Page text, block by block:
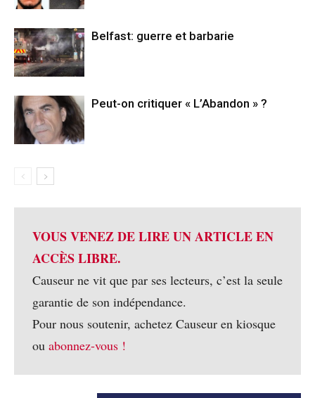
Belfast: guerre et barbarie
Peut-on critiquer « L’Abandon » ?
VOUS VENEZ DE LIRE UN ARTICLE EN
ACCÈS LIBRE.
Causeur ne vit que par ses lecteurs, c’est la seule
garantie de son indépendance.
Pour nous soutenir, achetez Causeur en kiosque
ou abonnez-vous !